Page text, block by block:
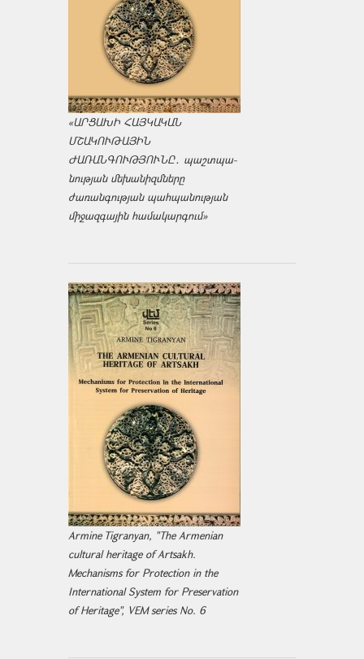
«ԱՐՑԱԽԻ ՀԱՅԿԱԿԱՆ
ՄՇԱԿՈՒԹԱՅԻՆ
ԺԱՌԱՆԳՈՒԹՅՈՒՆԸ․ պաշտպա­
նության մեխանիզմները
ժառանգության պահպանության
միջազ­գային համակարգում»
Armine Tigranyan, "The Armenian
cultural heritage of Artsakh.
Mechanisms for Protection in the
International System for Preservation
of Heritage", VEM series No. 6